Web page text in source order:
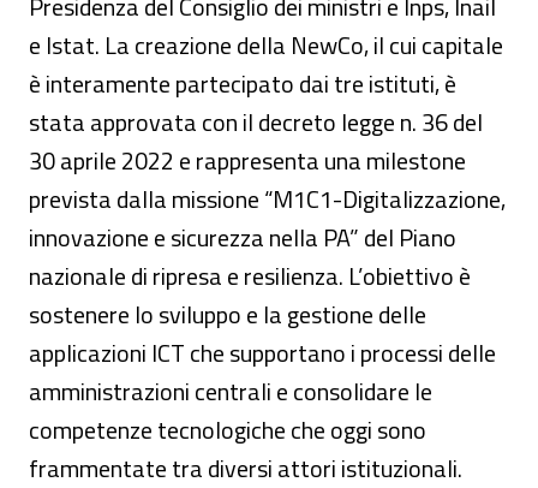
e Istat. La creazione della NewCo, il cui capitale
è interamente partecipato dai tre istituti, è
stata approvata con il decreto legge n. 36 del
30 aprile 2022 e rappresenta una milestone
prevista dalla missione “M1C1-Digitalizzazione,
innovazione e sicurezza nella PA” del Piano
nazionale di ripresa e resilienza. L’obiettivo è
sostenere lo sviluppo e la gestione delle
applicazioni ICT che supportano i processi delle
amministrazioni centrali e consolidare le
competenze tecnologiche che oggi sono
frammentate tra diversi attori istituzionali.